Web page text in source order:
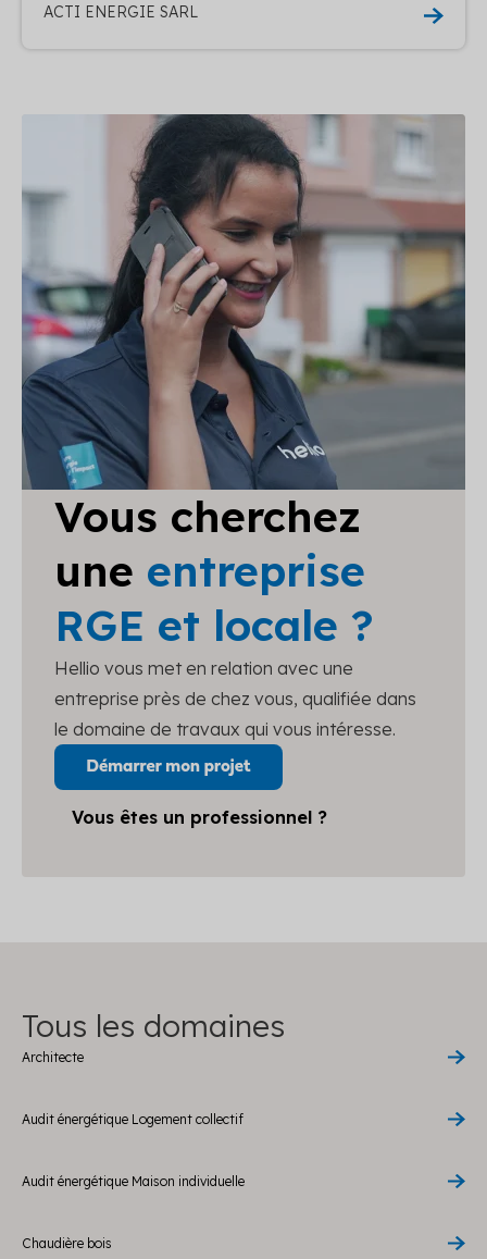
ACTI ENERGIE SARL
Vous cherchez
une entreprise
RGE et locale ?
Hellio vous met en relation avec une
entreprise près de chez vous, qualifiée dans
le domaine de travaux qui vous intéresse.
Vous êtes un professionnel ?
Tous les domaines
Architecte
Audit énergétique Logement collectif
Audit énergétique Maison individuelle
Chaudière bois